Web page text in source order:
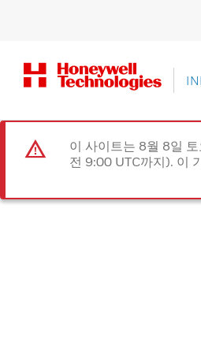
이 사이트는 8월 8일
전 9:00 UTC까지). 이